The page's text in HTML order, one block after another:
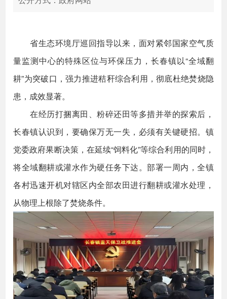
省生态环境厅巡回指导以来，面对紧邻国家空气质
量监测中心的特殊区位与环保压力，长春镇以“全域翻
耕”为突破口，强力推进秸秆综合利用，彻底杜绝焚烧隐
患，成效显著。
在经历打捆离田、粉碎还田等多措并举的探索后，
长春镇认识到，要确保万无一失，必须有关键硬招。镇
党委政府果断决策，在延续“饲料化”等综合利用的同时，
将全域翻耕或灌水作为硬任务下达。部署一周内，全镇
各村迅速开机对辖区内全部农田进行翻耕或灌水处理，
从物理上根除了焚烧条件。